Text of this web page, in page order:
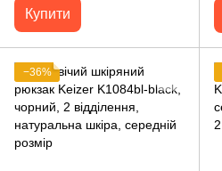
ремінь
Купити
−36%